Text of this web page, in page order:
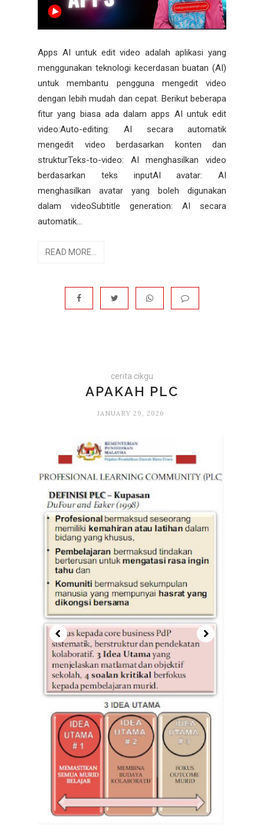
Apps AI untuk edit video adalah aplikasi yang
menggunakan teknologi kecerdasan buatan (AI)
untuk membantu pengguna mengedit video
dengan lebih mudah dan cepat. Berikut beberapa
fitur yang biasa ada dalam apps AI untuk edit
video:Auto-editing: AI secara automatik
mengedit video berdasarkan konten dan
strukturTeks-to-video: AI menghasilkan video
berdasarkan teks inputAI avatar: AI
menghasilkan avatar yang boleh digunakan
dalam videoSubtitle generation: AI secara
automatik...
READ MORE...
cerita cikgu
APAKAH PLC
JANUARY 29, 2026